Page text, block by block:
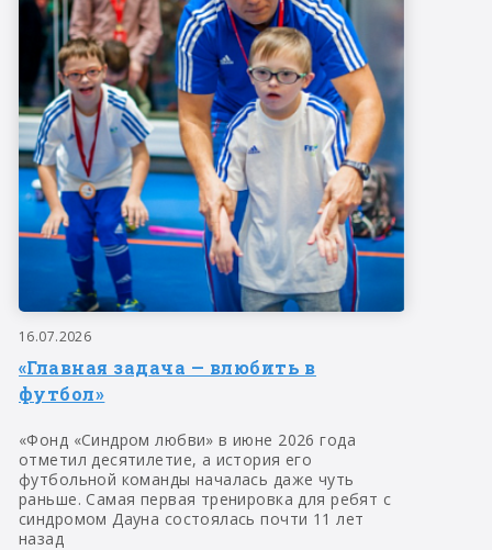
16.07.2026
«Главная задача — влюбить в
футбол»
«Фонд «Синдром любви» в июне 2026 года
отметил десятилетие, а история его
футбольной команды началась даже чуть
раньше. Самая первая тренировка для ребят с
синдромом Дауна состоялась почти 11 лет
назад